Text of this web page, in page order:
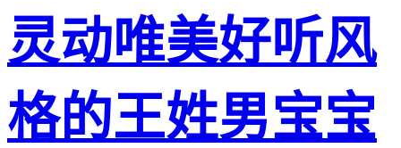
灵动唯美好听风
格的王姓男宝宝